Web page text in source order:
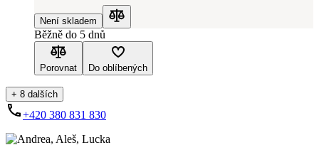
Není skladem
Porovnat
Běžně do 5 dnů
Porovnat Do oblíbených
+ 8 dalších
+420 380 831 830